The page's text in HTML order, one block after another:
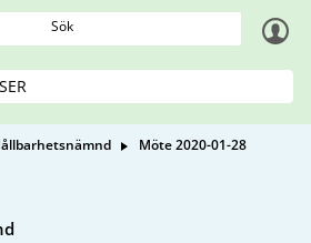
Sök
Möte 2020-01-28